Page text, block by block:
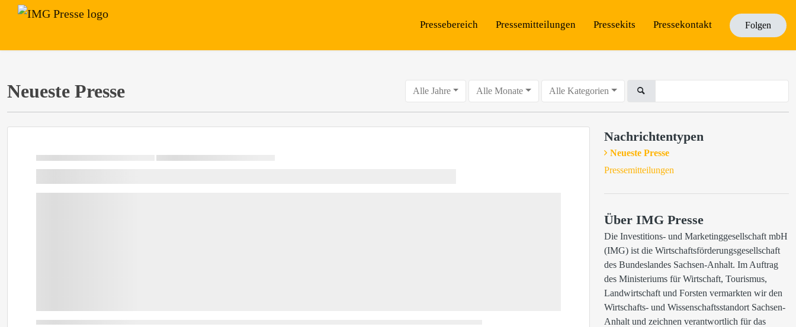
Pressebereich Pressemitteilungen Pressekits Pressekontakt Folgen
Neueste Presse Alle Jahre Alle Monate Alle Kategorien
Nachrichtentypen
Neueste Presse
Pressemitteilungen
Über IMG Presse
Die Investitions- und Marketinggesellschaft mbH
(IMG) ist die Wirtschaftsförderungsgesellschaft
des Bundeslandes Sachsen-Anhalt. Im Auftrag
des Ministeriums für Wirtschaft, Tourismus,
Landwirtschaft und Forsten vermarkten wir den
Wirtschafts- und Wissenschaftsstandort Sachsen-
Anhalt und zeichnen verantwortlich für das